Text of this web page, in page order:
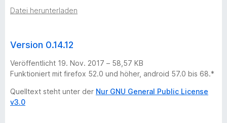
Datei herunterladen
Version 0.14.12
Veröffentlicht 19. Nov. 2017 – 58,57 KB
Funktioniert mit firefox 52.0 und höher, android 57.0 bis 68.*
Quelltext steht unter der Nur GNU General Public License
v3.0